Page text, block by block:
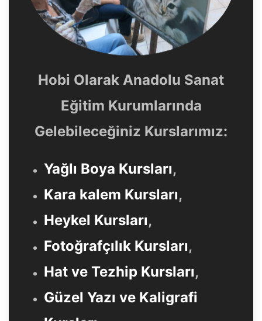
Hobi Olarak Anadolu Sanat
Eğitim Kurumlarında
Gelebileceğiniz Kurslarımız:
Yağlı Boya Kursları,
Kara kalem Kursları,
Heykel Kursları,
Fotoğrafçılık Kursları,
Hat ve Tezhip Kursları,
Güzel Yazı ve Kaligrafi